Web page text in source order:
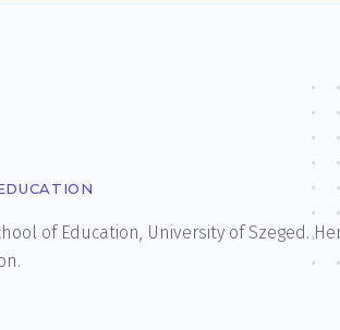
of Education, University of Szeged.